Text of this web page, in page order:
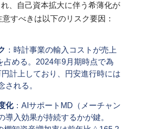
、自己資本拡大に伴う希薄化が
すべきは以下のリスク要因：
：時計事業の輸入コストが売上
占める。2024年9月期時点で為
計上しており、円安進行時には
される。
化：AIサポートMD（メーチャン
導入効果が持続するかが鍵。